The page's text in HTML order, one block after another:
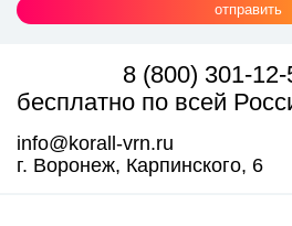
отправить
8 (800) 301-12-
бесплатно по всей
info@korall-vrn.ru
г. Воронеж, Карпинского, 6